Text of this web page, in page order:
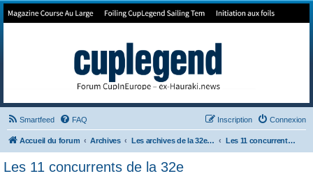
Forum de Cup In Europe
Smartfeed FAQ Connexion
Inscription
Accueil du forum Archives Les archives de la 32e America's Cup Les 11 concurrents de la 32e
Les 11 concurrents de la 32e